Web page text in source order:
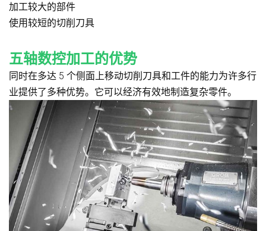
加工较大的部件
使用较短的切削刀具
五轴数控加工的优势
同时在多达 5 个侧面上移动切削刀具和工件的能力为许多行
业提供了多种优势。它可以经济有效地制造复杂零件。